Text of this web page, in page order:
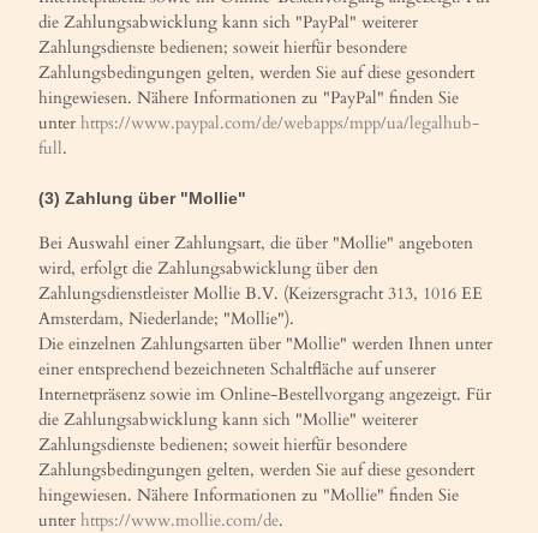
die Zahlungsabwicklung kann sich "PayPal" weiterer
Zahlungsdienste bedienen; soweit hierfür besondere
Zahlungsbedingungen gelten, werden Sie auf diese gesondert
hingewiesen. Nähere Informationen zu "PayPal" finden Sie
unter https://www.paypal.com/de/webapps/mpp/ua/legalhub-
full.
(3) Zahlung über "Mollie"
Bei Auswahl einer Zahlungsart, die über "Mollie" angeboten
wird, erfolgt die Zahlungsabwicklung über den
Zahlungsdienstleister Mollie B.V. (Keizersgracht 313, 1016 EE
Amsterdam, Niederlande; "Mollie").
Die einzelnen Zahlungsarten über "Mollie" werden Ihnen unter
einer entsprechend bezeichneten Schaltfläche auf unserer
Internetpräsenz sowie im Online-Bestellvorgang angezeigt. Für
die Zahlungsabwicklung kann sich "Mollie" weiterer
Zahlungsdienste bedienen; soweit hierfür besondere
Zahlungsbedingungen gelten, werden Sie auf diese gesondert
hingewiesen. Nähere Informationen zu "Mollie" finden Sie
unter https://www.mollie.com/de.